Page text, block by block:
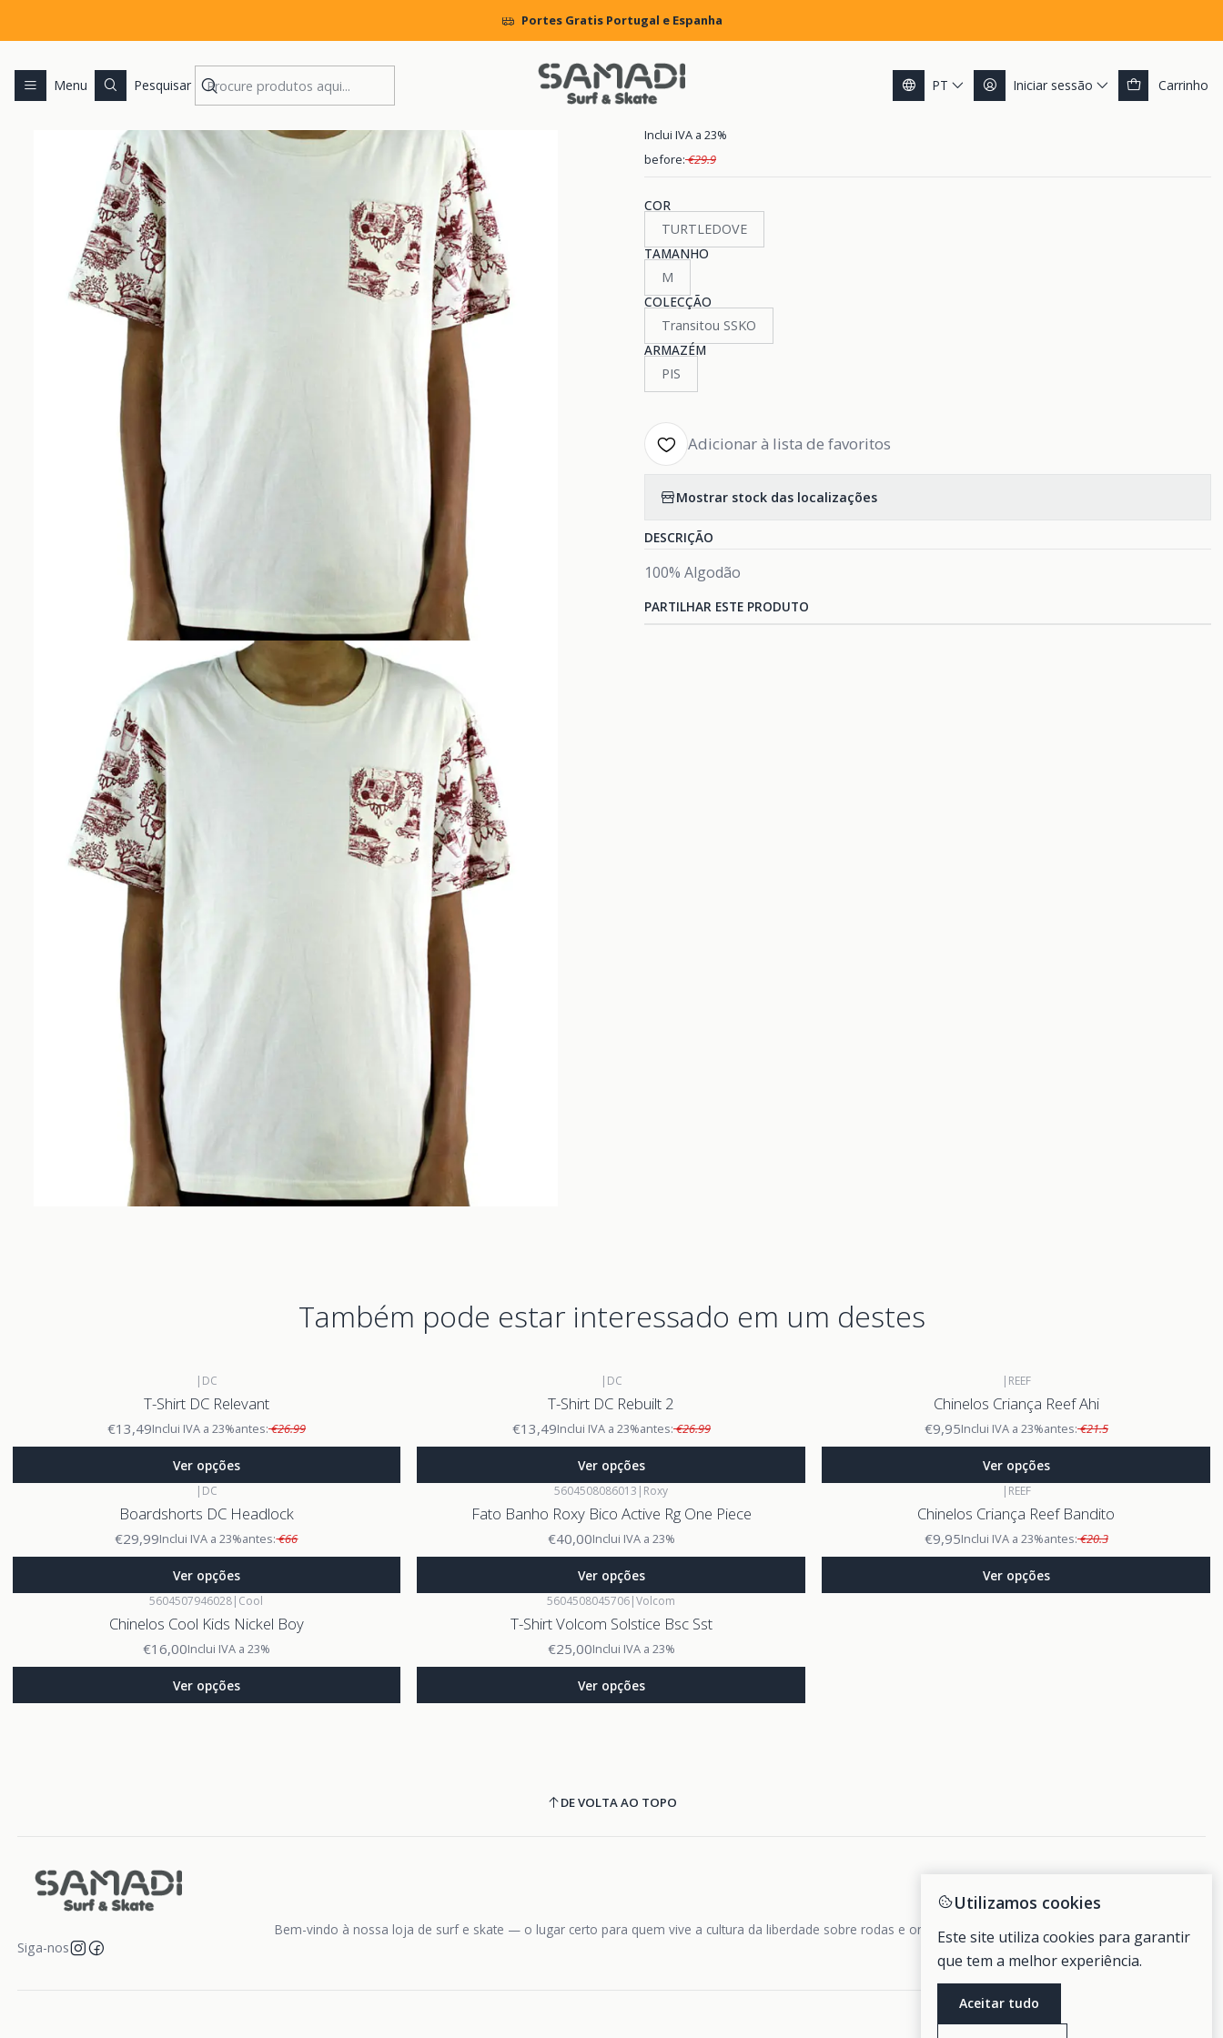
Menu Pesquisar PT Iniciar sessão Carrinho
Portes Gratis Portugal e Espanha
KIDS CLOTHING T.Shirts T-Shirt DC Toile
|
T-Shirt DC Toile
Inclui IVA a 23%
before:€29.9
COR
TURTLEDOVE
TAMANHO
M
COLECÇÃO
Transitou SSKO
ARMAZÉM
PIS
Adicionar à lista de favoritos
Mostrar stock das localizações
DESCRIÇÃO
100% Algodão
PARTILHAR ESTE PRODUTO
Também pode estar interessado em um destes
| DC
T-Shirt DC Relevant
€13,49Inclui IVA a 23%antes:€26.99
Ver opções
| DC
T-Shirt DC Rebuilt 2
€13,49Inclui IVA a 23%antes:€26.99
Ver opções
| REEF
Chinelos Criança Reef Ahi
€9,95Inclui IVA a 23%antes:€21.5
Ver opções
| DC
Boardshorts DC Headlock
€29,99Inclui IVA a 23%antes:€66
Ver opções
5604508086013 | Roxy
Fato Banho Roxy Bico Active Rg One Piece
€40,00Inclui IVA a 23%
Ver opções
| REEF
Chinelos Criança Reef Bandito
€9,95Inclui IVA a 23%antes:€20.3
Ver opções
5604507946028| Cool
Chinelos Cool Kids Nickel Boy
€16,00Inclui IVA a 23%
Ver opções
5604508045706|Volcom
T-Shirt Volcom Solstice Bsc Sst
€25,00Inclui IVA a 23%
Ver opções
DE VOLTA AO TOPO
Bem-vindo à nossa loja de surf e skate — o lugar certo para quem vive a cultura da liberdade sobre rodas e ondas.
Siga-nos
Utilizamos cookies
Este site utiliza cookies para garantir
que tem a melhor experiência.
Aceitar tudo